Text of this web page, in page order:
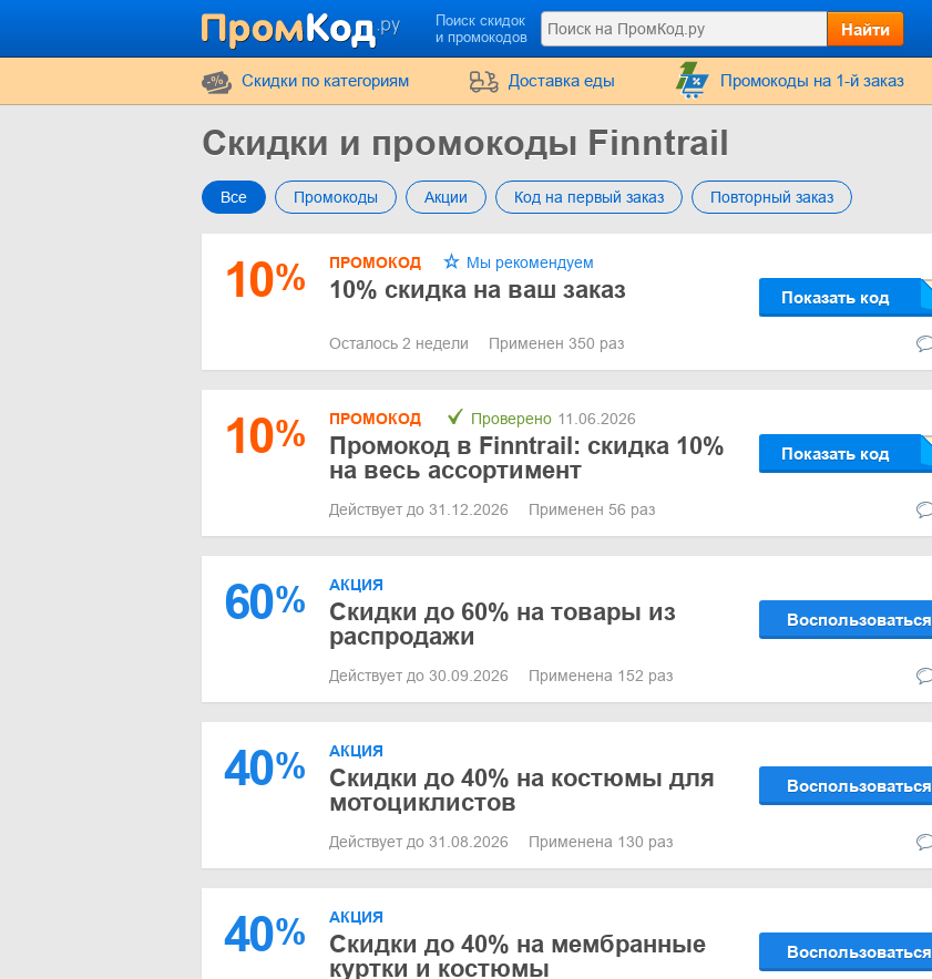
Поиск скидок
и промокодов
Найти
Cкидки по категориям Доставка еды Промокоды на 1-й заказ
Скидки и промокоды Finntrail
Все Промокоды Акции Код на первый заказ Повторный заказ
10% ПРОМОКОД Мы рекомендуем
10% скидка на ваш заказ Показать код
Осталось 2 недели Применен 350 раз
10% ПРОМОКОД Проверено 11.06.2026
Промокод в Finntrail: скидка 10%
на весь ассортимент
Показать код
Действует до 31.12.2026 Применен 56 раз
60% АКЦИЯ
Скидки до 60% на товары из
распродажи
Воспользоваться
Действует до 30.09.2026 Применена 152 раз
40% АКЦИЯ
Скидки до 40% на костюмы для
мотоциклистов
Воспользоваться
Действует до 31.08.2026 Применена 130 раз
40% АКЦИЯ
Скидки до 40% на мембранные
куртки и костюмы
Воспользоваться